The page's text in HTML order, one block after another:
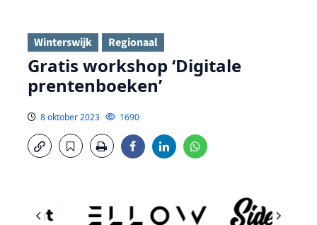
Winterswijk Regionaal
Gratis workshop ‘Digitale
prentenboeken’
8 oktober 2023 1690